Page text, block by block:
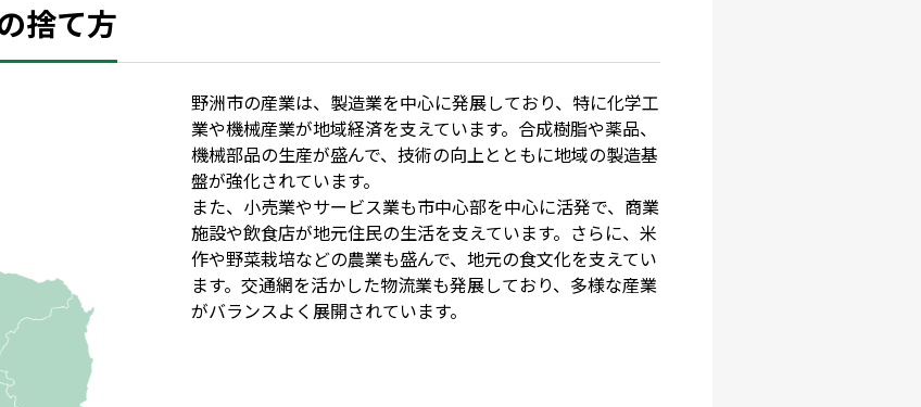
捨て方
野洲市の産業は、製造業を中心に発展しており、特に化学工
業や機械産業が地域経済を支えています。合成樹脂や薬品、
機械部品の生産が盛んで、技術の向上とともに地域の製造基
盤が強化されています。
また、小売業やサービス業も市中心部を中心に活発で、商業
施設や飲食店が地元住民の生活を支えています。さらに、米
作や野菜栽培などの農業も盛んで、地元の食文化を支えてい
ます。交通網を活かした物流業も発展しており、多様な産業
がバランスよく展開されています。